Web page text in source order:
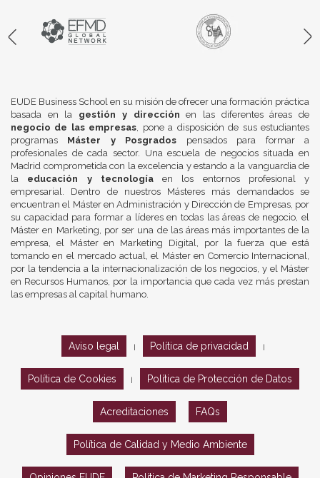
EUDE Business School en su misión de ofrecer una formación práctica
basada en la gestión y dirección en las diferentes áreas de
negocio de las empresas, pone a disposición de sus estudiantes
programas Máster y Posgrados pensados para formar a
profesionales de cada sector. Una escuela de negocios situada en
Madrid comprometida con la excelencia y estando a la vanguardia de
la educación y tecnologíaen los entornos profesional y
empresarial. Dentro de nuestros Másteres más demandados se
encuentran el Máster en Administración y Dirección de Empresas, por
su capacidad para formar a líderes en todas las áreas de negocio, el
Máster en Marketing, por ser una de las áreas más importantes de la
empresa, el Máster en Marketing Digital, por la fuerza que está
tomando en el mercado actual, el Máster en Comercio Internacional,
por la tendencia a la internacionalización de los negocios, y el Máster
en Recursos Humanos, por la importancia que cada vez más prestan
las empresas al capital humano.
Aviso legal Política de privacidad
Política de Cookies Política de Protección de Datos
Acreditaciones FAQs
Política de Calidad y Medio Ambiente